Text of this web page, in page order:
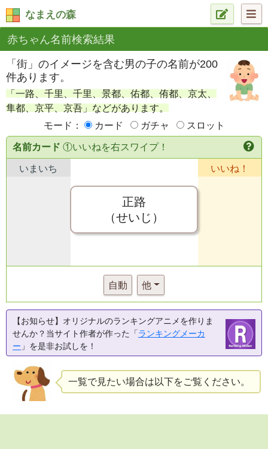
なまえの森
赤ちゃん名前検索結果
「街」のイメージを含む男の子の名前が200
件あります。
「一路、千里、千里、景都、佑都、侑都、京太、
隼都、京平、京吾」などがあります。
モード：
カード ガチャ スロット
名前カード ①いいねを右スワイプ！
いまいち
正路
（せいじ）
いいね！
自動 他
【お知らせ】オリジナルのランキングアニメを作りま
せんか？当サイト作者が作った「ランキングメーカ
ー 」を是非お試しを！
一覧で見たい場合は以下をご覧ください。